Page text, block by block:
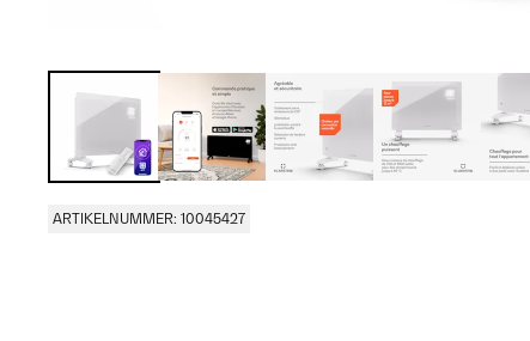
ARTIKELNUMMER: 10045427